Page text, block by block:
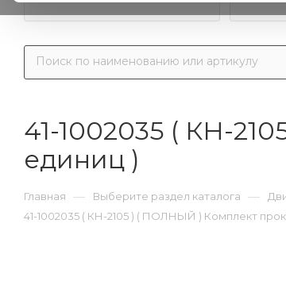
41-1002035 ( КН-
единиц )
Главная — Выберите раздел каталога —
41-1002035 ( КН-2105 ) ( ПОЛНЫЙ ) Комплект